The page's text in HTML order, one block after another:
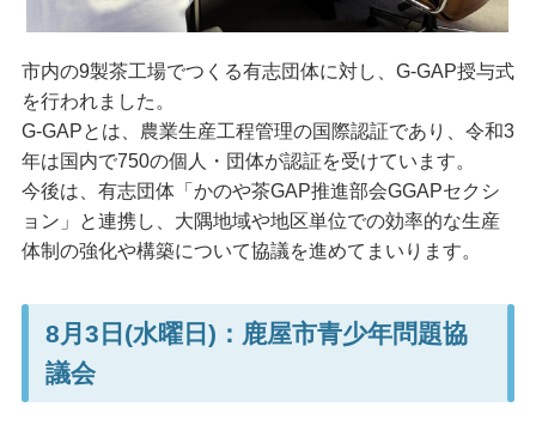
市内の9製茶工場でつくる有志団体に対し、G-GAP授与式
を行われました。
G-GAPとは、農業生産工程管理の国際認証であり、令和3
年は国内で750の個人・団体が認証を受けています。
今後は、有志団体「かのや茶GAP推進部会GGAPセクシ
ョン」と連携し、大隅地域や地区単位での効率的な生産
体制の強化や構築について協議を進めてまいります。
8月3日(水曜日)：鹿屋市青少年問題協
議会